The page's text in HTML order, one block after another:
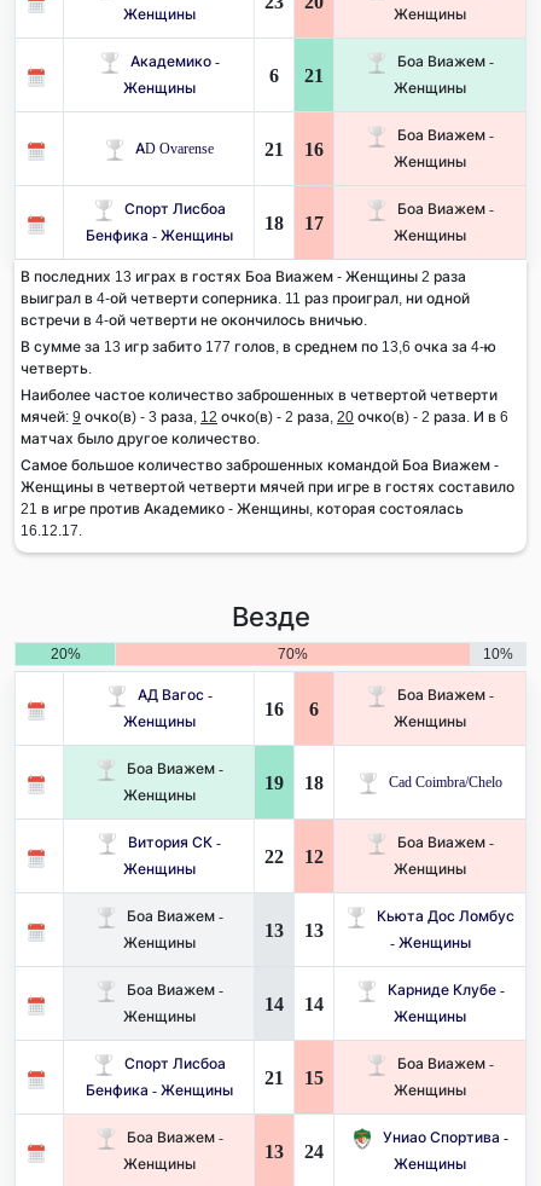
Женщины
Женщины
Академико -
Женщины
6 21
Боа Виажем -
Женщины
AD Ovarense 21 16
Боа Виажем -
Женщины
Спорт Лисбоа
Бенфика - Женщины
18 17
Боа Виажем -
Женщины
В последних 13 играх в гостях Боа Виажем - Женщины 2 раза
выиграл в 4-ой четверти соперника. 11 раз проиграл, ни одной
встречи в 4-ой четверти не окончилось вничью.
В сумме за 13 игр забито 177 голов, в среднем по 13,6 очка за 4-ю
четверть.
Наиболее частое количество заброшенных в четвертой четверти
мячей: 9 очко(в) - 3 раза, 12 очко(в) - 2 раза, 20 очко(в) - 2 раза. И в 6
матчах было другое количество.
Самое большое количество заброшенных командой Боа Виажем -
Женщины в четвертой четверти мячей при игре в гостях составило
21 в игре против Академико - Женщины, которая состоялась
16.12.17.
Везде
20% 70% 10%
АД Вагос -
Женщины
16 6
Боа Виажем -
Женщины
Боа Виажем -
Женщины
19 18 Cad Coimbra/Chelo
Витория СК -
Женщины
22 12
Боа Виажем -
Женщины
Боа Виажем -
Женщины
13 13
Кьюта Дос Ломбус
- Женщины
Боа Виажем -
Женщины
14 14
Карниде Клубе -
Женщины
Спорт Лисбоа
Бенфика - Женщины
21 15
Боа Виажем -
Женщины
Боа Виажем -
Женщины
13 24
Униао Спортива -
Женщины